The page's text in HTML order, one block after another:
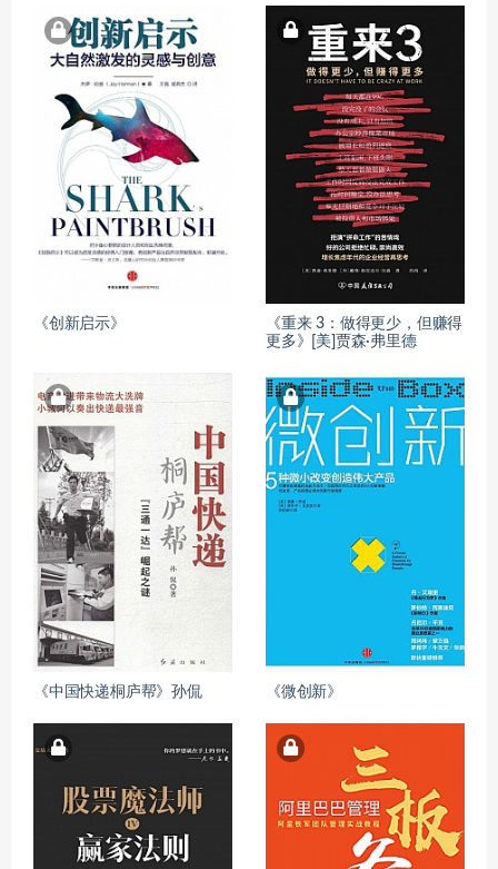
《创新启示》
《重来 3：做得更少，但赚得
更多》[美]贾森·弗里德
《中国快递桐庐帮》孙侃 《微创新》